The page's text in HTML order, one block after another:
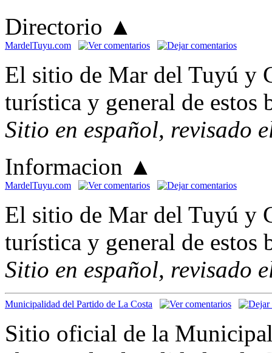
Directorio ▲
MardelTuyu.com
El sitio de Mar del Tuyú y
turística y general de estos
Sitio en español, revisado
Informacion ▲
MardelTuyu.com
El sitio de Mar del Tuyú y
turística y general de estos
Sitio en español, revisado
Municipalidad del Partido de La Costa
Sitio oficial de la